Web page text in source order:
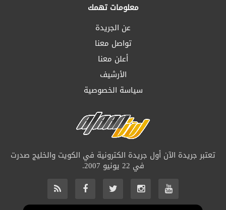
معلومات تهمك
عن الجريدة
تواصل معنا
أعلن معنا
الأرشيف
سياسة الخصوصية
تعتبر جريدة الآن أول جريدة الكترونية في الكويت والخليج صدرت
في 22 يونيو 2007.